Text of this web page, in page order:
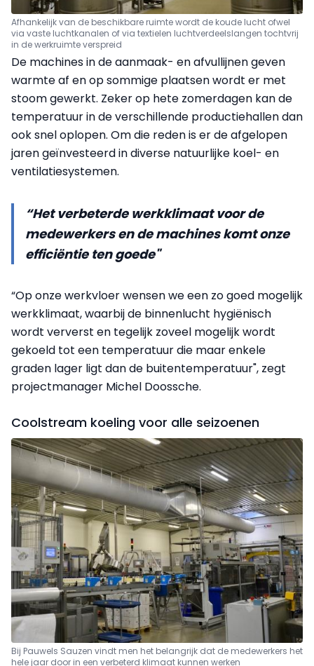
Afhankelijk van de beschikbare ruimte wordt de koude lucht ofwel
via vaste luchtkanalen of via textielen luchtverdeelslangen tochtvrij
in de werkruimte verspreid
De machines in de aanmaak- en afvullijnen geven
warmte af en op sommige plaatsen wordt er met
stoom gewerkt. Zeker op hete zomerdagen kan de
temperatuur in de verschillende productiehallen dan
ook snel oplopen. Om die reden is er de afgelopen
jaren geïnvesteerd in diverse natuurlijke koel- en
ventilatiesystemen.
“Het verbeterde werkklimaat voor de
medewerkers en de machines komt onze
efficiëntie ten goede"
“Op onze werkvloer wensen we een zo goed mogelijk
werkklimaat, waarbij de binnenlucht hygiënisch
wordt ververst en tegelijk zoveel mogelijk wordt
gekoeld tot een temperatuur die maar enkele
graden lager ligt dan de buitentemperatuur", zegt
projectmanager Michel Doossche.
Coolstream koeling voor alle seizoenen
Bij Pauwels Sauzen vindt men het belangrijk dat de medewerkers het
hele jaar door in een verbeterd klimaat kunnen werken